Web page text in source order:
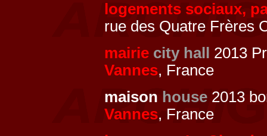
logements sociaux,
rue des Quatre Frères
mairie city hall
2013
Vannes, France
maison house 2013
Vannes, France